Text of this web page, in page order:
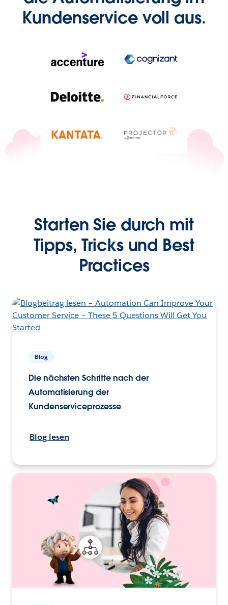
Kundenservice voll aus.
Starten Sie durch mit
Tipps, Tricks und Best
Practices
Blog
Die nächsten Schritte nach der
Automatisierung der
Kundenserviceprozesse
Blog lesen